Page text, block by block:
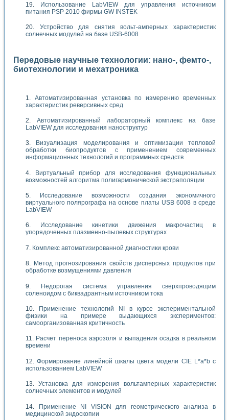
Использование LabVIEW для управления источником
питания PSP 2010 фирмы GW INSTEK
Устройство для снятия вольт-амперных характеристик
солнечных модулей на базе USB-6008
Передовые научные технологии: нано-, фемто-,
биотехнологии и мехатроника
Автоматизированная установка по измерению временных
характеристик реверсивных сред
Автоматизированный лабораторный комплекс на базе
LabVIEW для исследования наноструктур
Визуализация моделирования и оптимизации тепловой
обработки биопродуктов с применением современных
информационных технологий и программных средств
Виртуальный прибор для исследования функциональных
возможностей алгоритма полигармонической экстраполяции
Исследование возможности создания экономичного
виртуального полярографа на основе платы USB 6008 в среде
LabVIEW
Исследование кинетики движения макрочастиц в
упорядоченных плазменно-пылевых структурах
Комплекс автоматизированной диагностики крови
Метод прогнозирования свойств дисперсных продуктов при
обработке возмущениями давления
Недорогая система управления сверхпроводящим
соленоидом с биквадрантным источником тока
Применение технологий NI в курсе экспериментальной
физики на примере выдающихся экспериментов:
самоорганизованная критичность
Расчет переноса аэрозоля и выпадения осадка в реальном
времени
Формирование линейной шкалы цвета модели CIE L*a*b с
использованием LabVIEW
Установка для измерения вольтамперных характеристик
солнечных элементов и модулей
Применение NI VISION для геометрического анализа в
медицинской эндоскопии